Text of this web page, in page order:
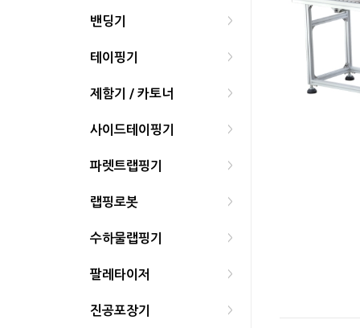
밴딩기 >
테이핑기 >
제함기 / 카토너 >
사이드테이핑기 >
파렛트랩핑기 >
랩핑로봇 >
수하물랩핑기 >
팔레타이저 >
진공포장기 >